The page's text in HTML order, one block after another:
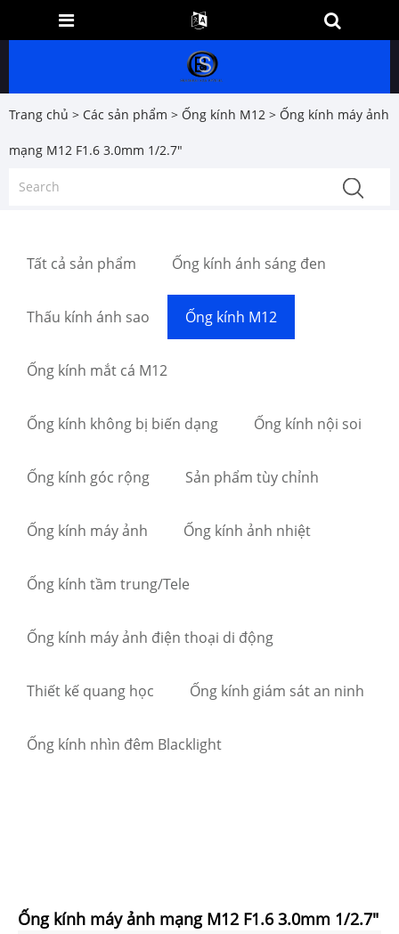
Trang chủ > Các sản phẩm > Ống kính M12 > Ống kính máy ảnh
mạng M12 F1.6 3.0mm 1/2.7"
Tất cả sản phẩm Ống kính ánh sáng đen
Thấu kính ánh sao Ống kính M12
Ống kính mắt cá M12
Ống kính không bị biến dạng Ống kính nội soi
Ống kính góc rộng Sản phẩm tùy chỉnh
Ống kính máy ảnh Ống kính ảnh nhiệt
Ống kính tầm trung/Tele
Ống kính máy ảnh điện thoại di động
Thiết kế quang học Ống kính giám sát an ninh
Ống kính nhìn đêm Blacklight
Ống kính máy ảnh mạng M12 F1.6 3.0mm 1/2.7"